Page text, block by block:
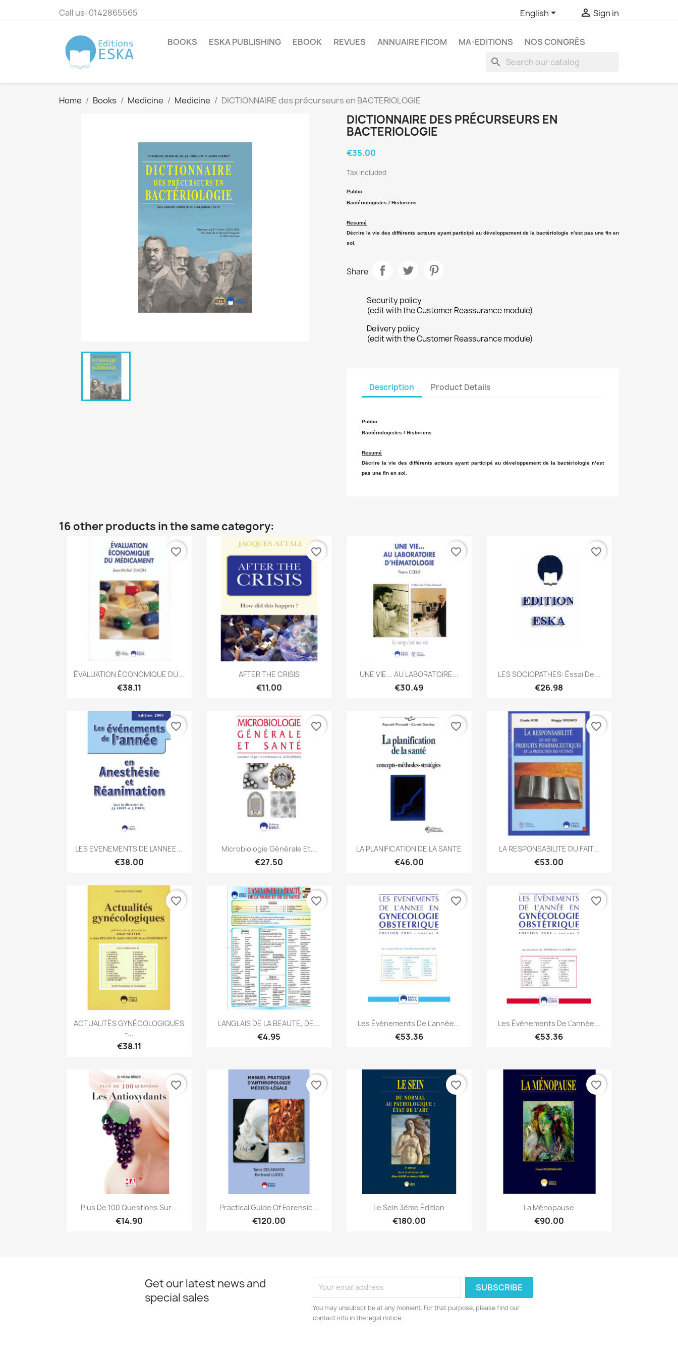
Call us: 0142865565 English  Sign in
BOOKS ESKA PUBLISHING EBOOK REVUES ANNUAIRE FICOM MA-EDITIONS NOS CONGRÈS
search
Home Books Medicine Medicine DICTIONNAIRE des précurseurs en BACTERIOLOGIE
DICTIONNAIRE DES PRÉCURSEURS EN
BACTERIOLOGIE
€35.00
Tax included
Public
Bactériologistes / Historiens
Resumé
Décrire la vie des différents acteurs ayant participé au développement de la bactériologie n’est pas une fin en
soi.
Share
Security policy
(edit with the Customer Reassurance module)
Delivery policy
(edit with the Customer Reassurance module)
Description Product Details
Public
Bactériologistes / Historiens
Resumé
Décrire la vie des différents acteurs ayant participé au développement de la bactériologie n’est
pas une fin en soi.
16 other products in the same category:
Quick view
ÉVALUATION ÉCONOMIQUE DU...
€38.11
favorite_border
Quick view
AFTER THE CRISIS
€11.00
favorite_border
 Quick view
UNE VIE... AU LABORATOIRE...
€30.49
favorite_border
Quick view
LES SOCIOPATHES: Éssai De...
€26.98
favorite_border
Quick view
LES EVENEMENTS DE L'ANNEE...
€38.00
favorite_border
Quick view
Microbiologie Générale Et...
€27.50
favorite_border
Quick view
LA PLANIFICATION DE LA SANTE
€46.00
favorite_border
Quick view
LA RESPONSABILITE DU FAIT...
€53.00
favorite_border
Quick view
ACTUALITÉS GYNÉCOLOGIQUES
-...
€38.11
favorite_border
Quick view
LANGLAIS DE LA BEAUTE, DE...
€4.95
favorite_border
Quick view
Les Événements De L'année...
€53.36
favorite_border
Quick view
Les Événements De L'année...
€53.36
favorite_border
Quick view
Plus De 100 Questions Sur...
€14.90
favorite_border
Quick view
Practical Guide Of Forensic...
€120.00
favorite_border
Quick view
Le Sein 3ème Édition
€180.00
favorite_border
Quick view
La Ménopause
€90.00
favorite_border
Get our latest news and
special sales
You may unsubscribe at any moment. For that purpose, please find our
contact info in the legal notice.